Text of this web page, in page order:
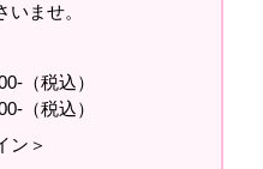
いませ。
（税込）
（税込）
ン＞